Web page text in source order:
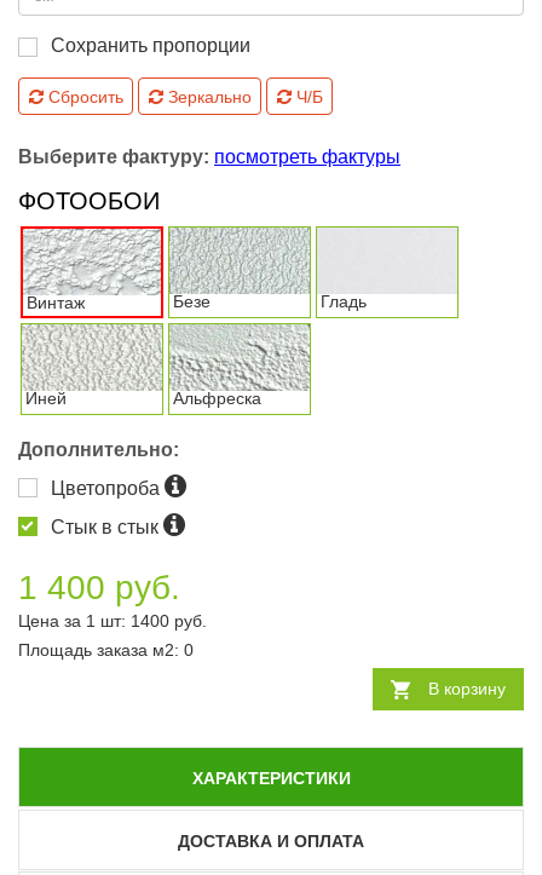
Сохранить пропорции
Сбросить Зеркально Ч/Б
Выберите фактуру: посмотреть фактуры
ФОТООБОИ
Винтаж Безе Гладь
Иней Альфреска
Дополнительно:
Цветопроба
Стык в стык
1 400 руб.
Цена за 1 шт: 1400 руб.
Площадь заказа м2: 0
В корзину
ХАРАКТЕРИСТИКИ
ДОСТАВКА И ОПЛАТА